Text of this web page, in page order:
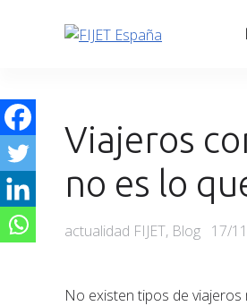
Viajeros
no es lo
Categories
actualidad FIJET, Blog 17/
No existen tipos de